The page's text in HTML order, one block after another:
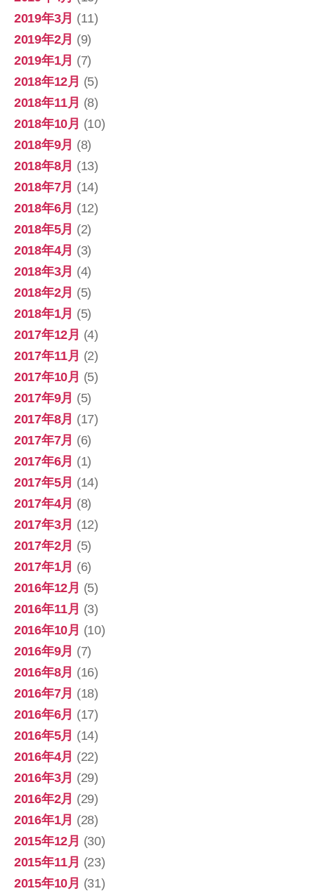
2019年3月 (11)
2019年2月 (9)
2019年1月 (7)
2018年12月 (5)
2018年11月 (8)
2018年10月 (10)
2018年9月 (8)
2018年8月 (13)
2018年7月 (14)
2018年6月 (12)
2018年5月 (2)
2018年4月 (3)
2018年3月 (4)
2018年2月 (5)
2018年1月 (5)
2017年12月 (4)
2017年11月 (2)
2017年10月 (5)
2017年9月 (5)
2017年8月 (17)
2017年7月 (6)
2017年6月 (1)
2017年5月 (14)
2017年4月 (8)
2017年3月 (12)
2017年2月 (5)
2017年1月 (6)
2016年12月 (5)
2016年11月 (3)
2016年10月 (10)
2016年9月 (7)
2016年8月 (16)
2016年7月 (18)
2016年6月 (17)
2016年5月 (14)
2016年4月 (22)
2016年3月 (29)
2016年2月 (29)
2016年1月 (28)
2015年12月 (30)
2015年11月 (23)
2015年10月 (31)